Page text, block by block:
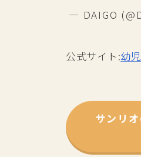
— DAIGO
公式サイト:幼
サンリ